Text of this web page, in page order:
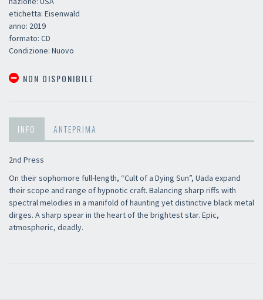
etichetta: Eisenwald
anno: 2019
formato: CD
Condizione: Nuovo
NON DISPONIBILE
INFO ANTEPRIMA
2nd Press
On their sophomore full-length, “Cult of a Dying Sun”, Uada expand
their scope and range of hypnotic craft. Balancing sharp riffs with
spectral melodies in a manifold of haunting yet distinctive black metal
dirges. A sharp spear in the heart of the brightest star. Epic,
atmospheric, deadly.